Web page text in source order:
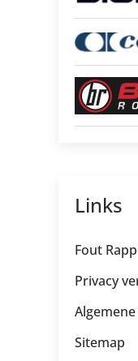
Links
Fout
Privacy
Sitemap